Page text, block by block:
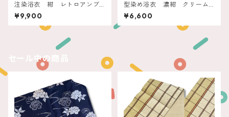
注染浴衣 紺 レトロアンブ
レラ
¥9,900
型染め浴衣 濃紺 クリーム
菖蒲
¥6,600
セール中の商品